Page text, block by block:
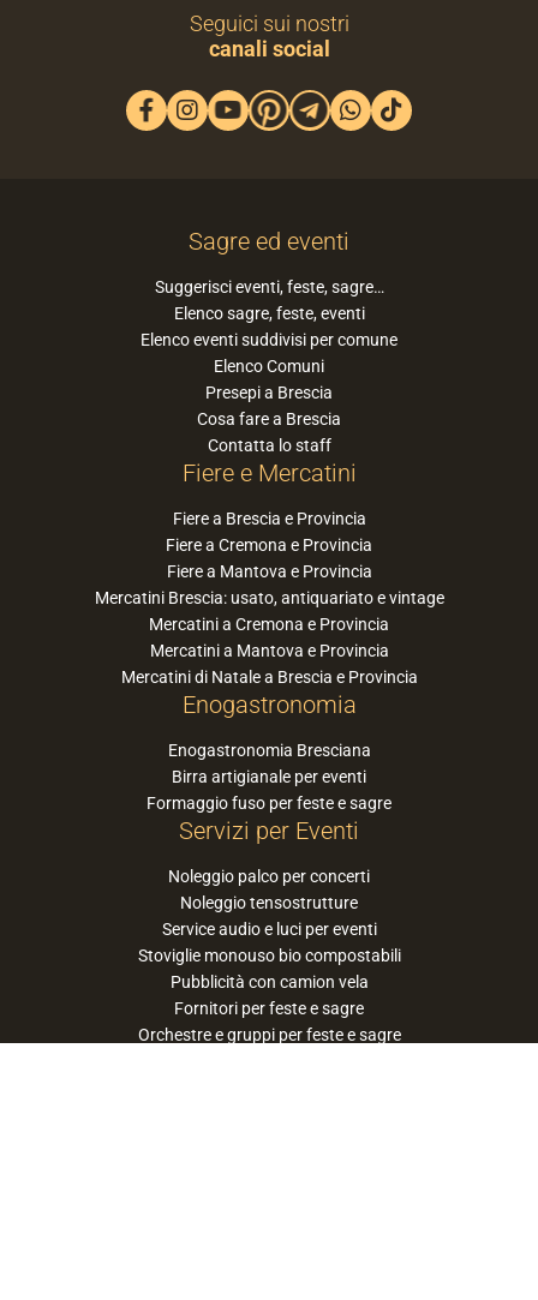
Seguici sui nostri
canali social
Sagre ed eventi
Suggerisci eventi, feste, sagre…
Elenco sagre, feste, eventi
Elenco eventi suddivisi per comune
Elenco Comuni
Presepi a Brescia
Cosa fare a Brescia
Contatta lo staff
Fiere e Mercatini
Fiere a Brescia e Provincia
Fiere a Cremona e Provincia
Fiere a Mantova e Provincia
Mercatini Brescia: usato, antiquariato e vintage
Mercatini a Cremona e Provincia
Mercatini a Mantova e Provincia
Mercatini di Natale a Brescia e Provincia
Enogastronomia
Enogastronomia Bresciana
Birra artigianale per eventi
Formaggio fuso per feste e sagre
Servizi per Eventi
Noleggio palco per concerti
Noleggio tensostrutture
Service audio e luci per eventi
Stoviglie monouso bio compostabili
Pubblicità con camion vela
Fornitori per feste e sagre
Orchestre e gruppi per feste e sagre